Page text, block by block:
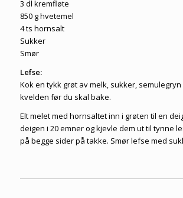
3 dl kremfløte
850 g hvetemel
4 ts hornsalt
Sukker
Smør
Lefse:
Kok en tykk grøt av melk, sukker,
kvelden før du skal bake.
Elt melet med hornsaltet inn i grøten til en
deigen i 20 emner og kjevle dem ut til tynne
på begge sider på takke. Smør lefse med